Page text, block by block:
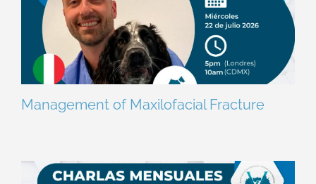
Management of Maxilofacial Fracture